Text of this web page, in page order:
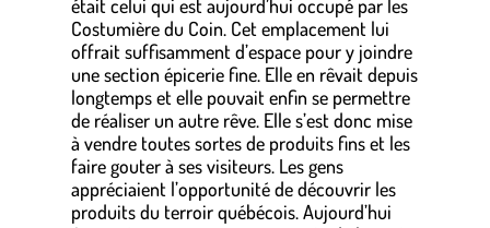
était celui qui est aujourd’hui occupé par les
Costumière du Coin. Cet emplacement lui
offrait suffisamment d’espace pour y joindre
une section épicerie fine. Elle en rêvait depuis
longtemps et elle pouvait enfin se permettre
de réaliser un autre rêve. Elle s’est donc mise
à vendre toutes sortes de produits fins et les
faire gouter à ses visiteurs. Les gens
appréciaient l’opportunité de découvrir les
produits du terroir québécois. Aujourd’hui